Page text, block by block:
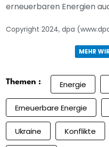
erneuerbaren Energien
Copyright 2024, dpa
MEHR
Themen : Energie
Erneuerbare Energie
Ukraine Konflikte